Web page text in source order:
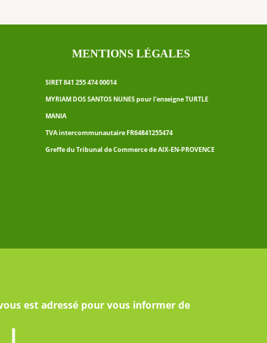
MENTIONS LÉGALES
SIRET 841 255 474 00014
MYRIAM DOS SANTOS NUNES pour l’enseigne TURTLE
MANIA
TVA intercommunautaire FR64841255474
Greffe du Tribunal de Commerce de AIX-EN-PROVENCE
est adressé pour vous informer de